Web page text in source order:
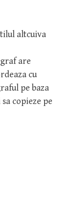
altcuiva
are
cu
pe baza
copieze pe